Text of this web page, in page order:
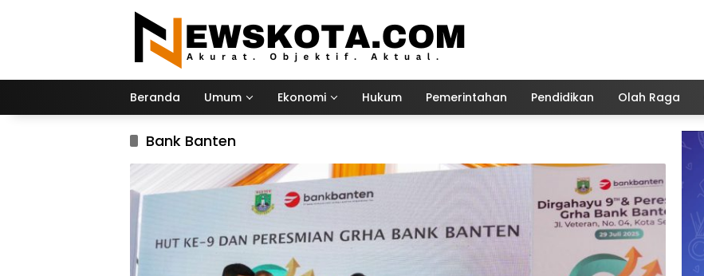
Beranda Umum Ekonomi Hukum Pemerintahan Pendidikan Olah Raga
Bank Banten